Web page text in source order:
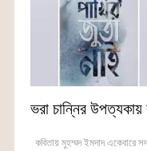
ভরা চান্নির
কবিতায় মুহম্মদ ইমদাদ